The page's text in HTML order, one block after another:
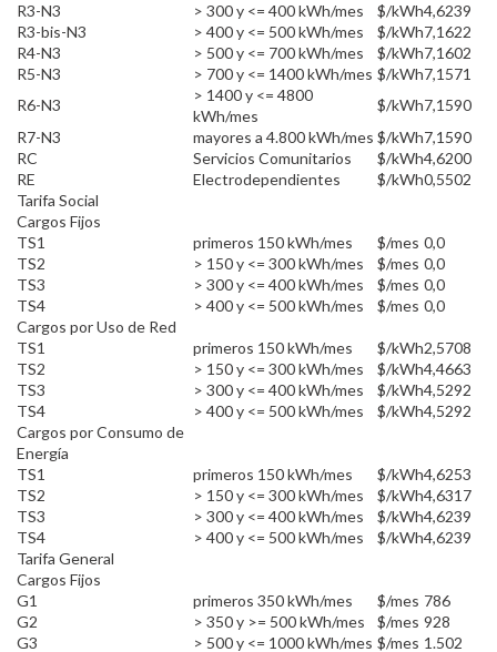
R3-N3
> 300 y <= 400 kWh/mes $/kWh4,6239
R3-bis-N3
> 400 y <= 500 kWh/mes $/kWh7,1622
R4-N3
> 500 y <= 700 kWh/mes $/kWh7,1602
R5-N3
> 700 y <= 1400 kWh/mes $/kWh7,1571
R6-N3
> 1400 y <= 4800
kWh/mes
$/kWh7,1590
R7-N3
mayores a 4.800 kWh/mes $/kWh7,1590
RC
Servicios Comunitarios $/kWh4,6200
RE
Electrodependientes $/kWh0,5502
Tarifa Social
Cargos Fijos
TS1
primeros 150 kWh/mes $/mes 0,0
TS2
> 150 y <= 300 kWh/mes $/mes 0,0
TS3
> 300 y <= 400 kWh/mes $/mes 0,0
TS4
> 400 y <= 500 kWh/mes $/mes 0,0
Cargos por Uso de Red
TS1
primeros 150 kWh/mes $/kWh2,5708
TS2
> 150 y <= 300 kWh/mes $/kWh4,4663
TS3
> 300 y <= 400 kWh/mes $/kWh4,5292
TS4
> 400 y <= 500 kWh/mes $/kWh4,5292
Cargos por Consumo de
Energía
TS1
primeros 150 kWh/mes $/kWh4,6253
TS2
> 150 y <= 300 kWh/mes $/kWh4,6317
TS3
> 300 y <= 400 kWh/mes $/kWh4,6239
TS4
> 400 y <= 500 kWh/mes $/kWh4,6239
Tarifa General
Cargos Fijos
G1
primeros 350 kWh/mes $/mes 786
G2
> 350 y >= 500 kWh/mes $/mes 928
G3
> 500 y <= 1000 kWh/mes $/mes 1.502